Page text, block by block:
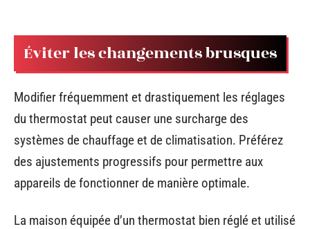
Éviter les changements brusques
Modifier fréquemment et drastiquement les réglages
du thermostat peut causer une surcharge des
systèmes de chauffage et de climatisation. Préférez
des ajustements progressifs pour permettre aux
appareils de fonctionner de manière optimale.
La maison équipée d’un thermostat bien réglé et utilisé